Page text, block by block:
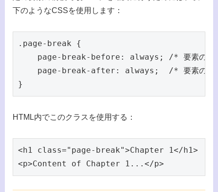
下のようなCSSを使用します：
.page-break {
page-break-before: always; /* 要素の前
page-break-after: always;  /* 要素の後
}
HTML内でこのクラスを使用する：
<h1 class="page-break">Chapter 1</h1>
<p>Content of Chapter 1...</p>